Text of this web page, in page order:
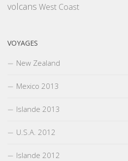
volcans West Coast
VOYAGES
New Zealand
Mexico 2013
Islande 2013
U.S.A. 2012
Islande 2012